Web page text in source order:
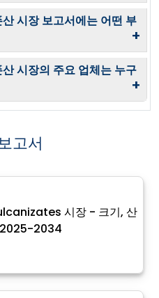
시장 보고서에는 어떤 부
+
시장의 주요 업체는 누구
+
고서
시장 - 크기, 산
2025-2034